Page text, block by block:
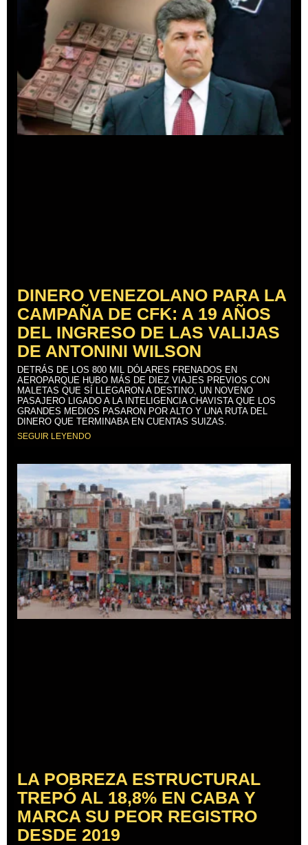
DINERO VENEZOLANO PARA LA
CAMPAÑA DE CFK: A 19 AÑOS
DEL INGRESO DE LAS VALIJAS
DE ANTONINI WILSON
DETRÁS DE LOS 800 MIL DÓLARES FRENADOS EN
AEROPARQUE HUBO MÁS DE DIEZ VIAJES PREVIOS CON
MALETAS QUE SÍ LLEGARON A DESTINO, UN NOVENO
PASAJERO LIGADO A LA INTELIGENCIA CHAVISTA QUE LOS
GRANDES MEDIOS PASARON POR ALTO Y UNA RUTA DEL
DINERO QUE TERMINABA EN CUENTAS SUIZAS.
SEGUIR LEYENDO
LA POBREZA ESTRUCTURAL
TREPÓ AL 18,8% EN CABA Y
MARCA SU PEOR REGISTRO
DESDE 2019